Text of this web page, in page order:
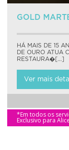
GOLD
HÁ MAIS DE 15
DE OURO ATUA
RESTAURA�[...]
Ver mais
*Em todos os
Exclusivo para